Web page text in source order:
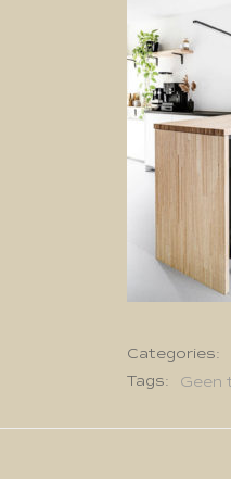
Categories:
Tags:
Geen